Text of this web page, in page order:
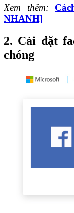
Xem thêm:
NHANH]
2. Cài đặt
chóng